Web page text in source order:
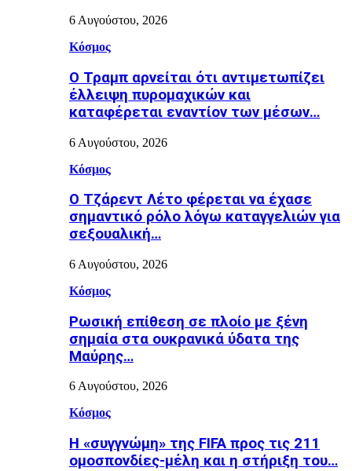
6 Αυγούστου, 2026
Κόσμος
Ο Τραμπ αρνείται ότι αντιμετωπίζει
έλλειψη πυρομαχικών και
καταφέρεται εναντίον των μέσων…
6 Αυγούστου, 2026
Κόσμος
Ο Τζάρεντ Λέτο φέρεται να έχασε
σημαντικό ρόλο λόγω καταγγελιών για
σεξουαλική…
6 Αυγούστου, 2026
Κόσμος
Ρωσική επίθεση σε πλοίο με ξένη
σημαία στα ουκρανικά ύδατα της
Μαύρης…
6 Αυγούστου, 2026
Κόσμος
Η «συγγνώμη» της FIFA προς τις 211
ομοσπονδίες-μέλη και η στήριξη του…